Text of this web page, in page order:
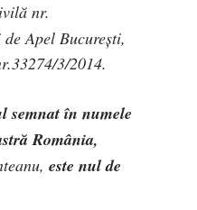
nr.
Apel Bucureşti,
3/2014.
semnat în numele
România,
este nul de